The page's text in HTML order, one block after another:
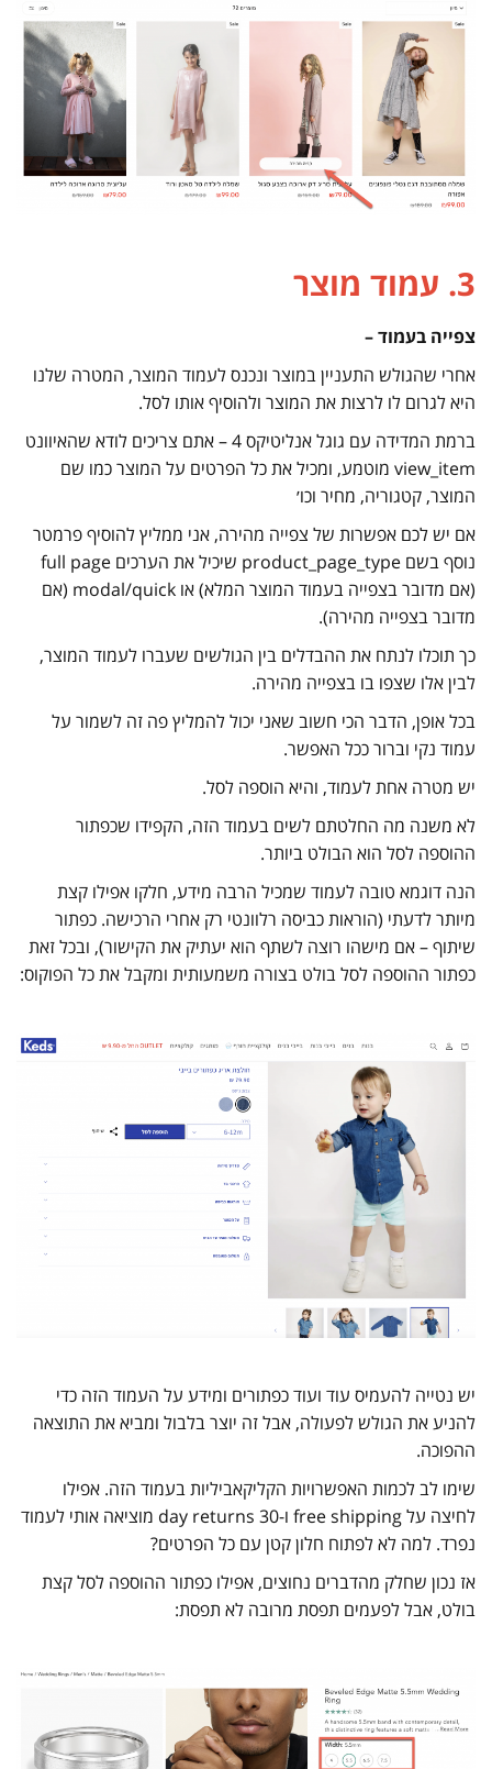
3. עמוד מוצר
צפייה בעמוד –
אחרי שהגולש התעניין במוצר ונכנס לעמוד המוצר, המטרה שלנו
היא לגרום לו לרצות את המוצר ולהוסיף אותו לסל.
ברמת המדידה עם גוגל אנליטיקס 4 – אתם צריכים לודא שהאיוונט
view_item מוטמע, ומכיל את כל הפרטים על המוצר כמו שם
המוצר, קטגוריה, מחיר וכו׳
אם יש לכם אפשרות של צפייה מהירה, אני ממליץ להוסיף פרמטר
נוסף בשם product_page_type שיכיל את הערכים full page
(אם מדובר בצפייה בעמוד המוצר המלא) או modal/quick (אם
מדובר בצפייה מהירה).
כך תוכלו לנתח את ההבדלים בין הגולשים שעברו לעמוד המוצר,
לבין אלו שצפו בו בצפייה מהירה.
בכל אופן, הדבר הכי חשוב שאני יכול להמליץ פה זה לשמור על
עמוד נקי וברור ככל האפשר.
יש מטרה אחת לעמוד, והיא הוספה לסל.
לא משנה מה החלטתם לשים בעמוד הזה, הקפידו שכפתור
ההוספה לסל הוא הבולט ביותר.
הנה דוגמא טובה לעמוד שמכיל הרבה מידע, חלקו אפילו קצת
מיותר לדעתי (הוראות כביסה רלוונטי רק אחרי הרכישה. כפתור
שיתוף – אם מישהו רוצה לשתף הוא יעתיק את הקישור), ובכל זאת
כפתור ההוספה לסל בולט בצורה משמעותית ומקבל את כל הפוקוס:
יש נטייה להעמיס עוד ועוד כפתורים ומידע על העמוד הזה כדי
להניע את הגולש לפעולה, אבל זה יוצר בלבול ומביא את התוצאה
ההפוכה.
שימו לב לכמות האפשרויות הקליקאביליות בעמוד הזה. אפילו
לחיצה על free shipping ו-30 day returns מוציאה אותי לעמוד
נפרד. למה לא לפתוח חלון קטן עם כל הפרטים?
אז נכון שחלק מהדברים נחוצים, אפילו כפתור ההוספה לסל קצת
בולט, אבל לפעמים תפסת מרובה לא תפסת: